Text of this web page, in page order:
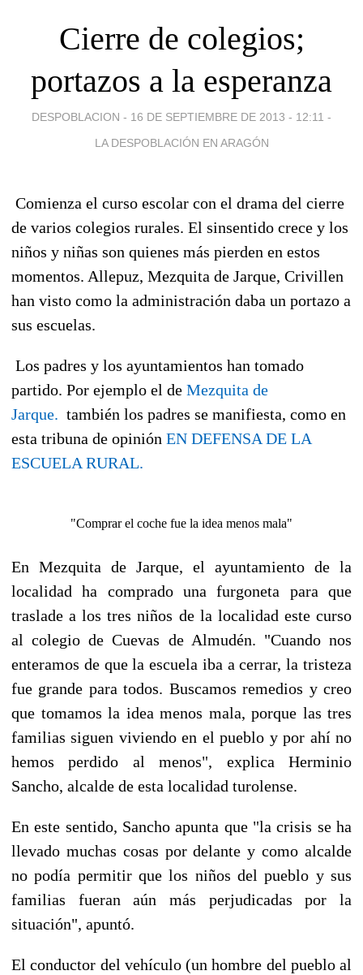
Cierre de colegios;
portazos a la esperanza
DESPOBLACION - 16 DE SEPTIEMBRE DE 2013 - 12:11 -
LA DESPOBLACIÓN EN ARAGÓN
Comienza el curso escolar con el drama del cierre
de varios colegios rurales. El sinsentido crece y los
niños y niñas son quienes más pierden en estos
momentos. Allepuz, Mezquita de Jarque, Crivillen
han visto como la administración daba un portazo a
sus escuelas.
Los padres y los ayuntamientos han tomado
partido. Por ejemplo el de Mezquita de
Jarque. también los padres se manifiesta, como en
esta tribuna de opinión EN DEFENSA DE LA
ESCUELA RURAL.
"Comprar el coche fue la idea menos mala"
En Mezquita de Jarque, el ayuntamiento de la
localidad ha comprado una furgoneta para que
traslade a los tres niños de la localidad este curso
al colegio de Cuevas de Almudén. "Cuando nos
enteramos de que la escuela iba a cerrar, la tristeza
fue grande para todos. Buscamos remedios y creo
que tomamos la idea menos mala, porque las tres
familias siguen viviendo en el pueblo y por ahí no
hemos perdido al menos", explica Herminio
Sancho, alcalde de esta localidad turolense.
En este sentido, Sancho apunta que "la crisis se ha
llevado muchas cosas por delante y como alcalde
no podía permitir que los niños del pueblo y sus
familias fueran aún más perjudicadas por la
situación", apuntó.
El conductor del vehículo (un hombre del pueblo al